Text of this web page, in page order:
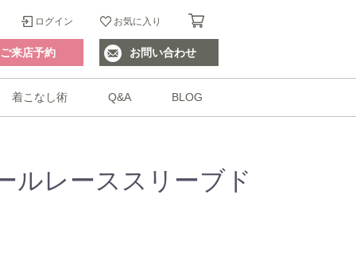
ログイン お気に入り
ご来店予約 お問い合わせ
着こなし術 Q&A BLOG
ルレーススリーブド